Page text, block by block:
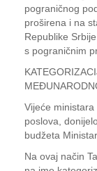
pograničnog
proširena i na
Republike
s pograničnim
Vijeće
poslova,
budžeta
Na ovaj način